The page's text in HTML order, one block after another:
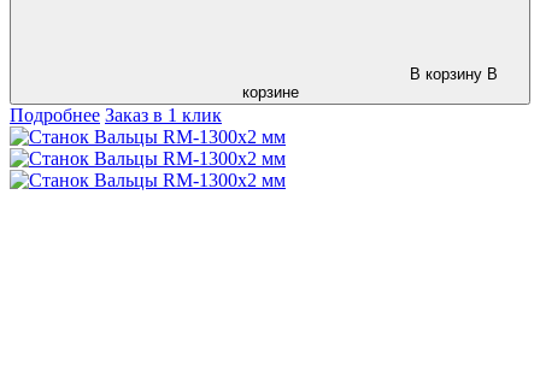
В корзину В
корзине
Подробнее Заказ в 1 клик